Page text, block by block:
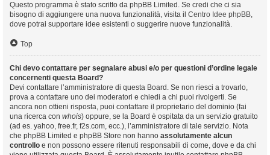
Questo programma è stato scritto da phpBB Limited. Se credi che ci sia
bisogno di aggiungere una nuova funzionalità, visita il Centro Idee phpBB,
dove potrai supportare idee esistenti o suggerire nuove funzionalità.
Top
Chi devo contattare per segnalare abusi e/o per questioni d’ordine legale
concernenti questa Board?
Devi contattare l’amministratore di questa Board. Se non riesci a trovarlo,
prova a contattare uno dei moderatori e chiedi a chi puoi rivolgerti. Se
ancora non ottieni risposta, puoi contattare il proprietario del dominio (fai
una ricerca con whois) oppure, se la Board è ospitata da un servizio gratuito
(ad es. yahoo, free.fr, f2s.com, ecc.), l’amministratore di tale servizio. Nota
che phpBB Limited e phpBB Store non hanno assolutamente alcun
controllo e non possono essere ritenuti responsabili di come, dove e da chi